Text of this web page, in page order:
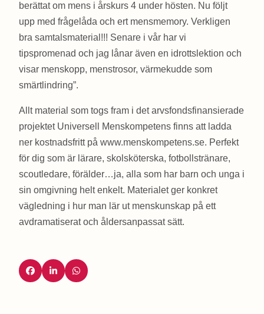
berättat om mens i årskurs 4 under hösten. Nu följt
upp med frågelåda och ert mensmemory. Verkligen
bra samtalsmaterial!!! Senare i vår har vi
tipspromenad och jag lånar även en idrottslektion och
visar menskopp, menstrosor, värmekudde som
smärtlindring”.
Allt material som togs fram i det arvsfondsfinansierade
projektet Universell Menskompetens finns att ladda
ner kostnadsfritt på www.menskompetens.se. Perfekt
för dig som är lärare, skolsköterska, fotbollstränare,
scoutledare, förälder…ja, alla som har barn och unga i
sin omgivning helt enkelt. Materialet ger konkret
vägledning i hur man lär ut menskunskap på ett
avdramatiserat och åldersanpassat sätt.